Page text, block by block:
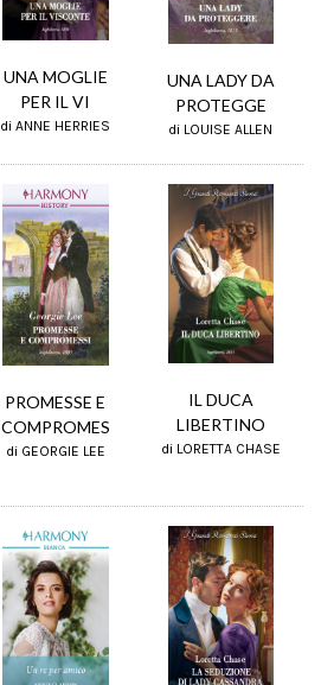
UNA MOGLIE
PER IL VI
di ANNE HERRIES
UNA LADY DA
PROTEGGE
di LOUISE ALLEN
PROMESSE E
COMPROMES
di GEORGIE LEE
IL DUCA
LIBERTINO
di LORETTA CHASE